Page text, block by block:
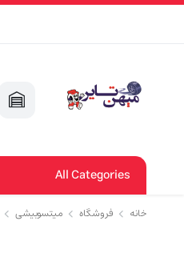
All Categories
خانه فروشگاه میتسوبیشی